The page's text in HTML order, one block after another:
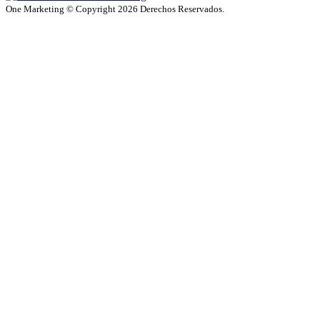
One Marketing © Copyright 2026 Derechos Reservados.